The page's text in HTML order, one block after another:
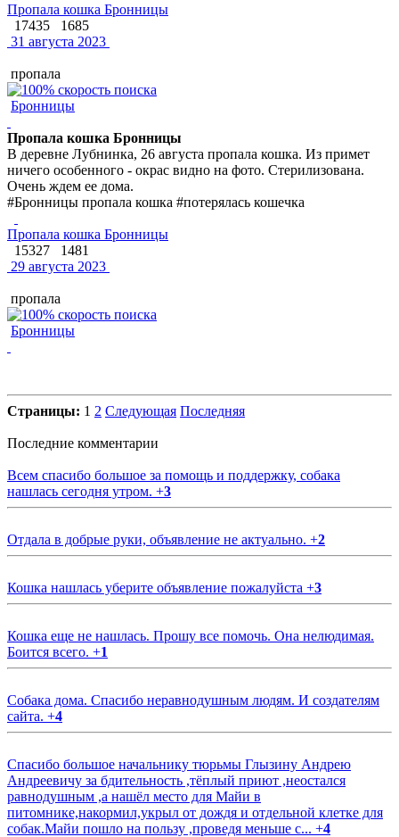
Пропала кошка Бронницы
17435
1685
31 августа 2023
пропала
Бронницы
Пропала кошка Бронницы
В деревне Лубнинка, 26 августа пропала кошка. Из примет
ничего особенного - окрас видно на фото. Стерилизована.
Очень ждем ее дома.
#Бронницы пропала кошка #потерялась кошечка
Пропала кошка Бронницы
15327
1481
29 августа 2023
пропала
Бронницы
Страницы: 1 2 Следующая Последняя
Последние комментарии
Всем спасибо большое за помощь и поддержку, собака
нашлась сегодня утром. +3
Отдала в добрые руки, объявление не актуально. +2
Кошка нашлась уберите объявление пожалуйста +3
Кошка еще не нашлась. Прошу все помочь. Она нелюдимая.
Боится всего. +1
Собака дома. Спасибо неравнодушным людям. И создателям
сайта. +4
Спасибо большое начальнику тюрьмы Глызину Андрею
Андреевичу за бдительность ,тёплый приют ,неостался
равнодушным ,а нашёл место для Майи в
питомнике,накормил,укрыл от дождя и отдельной клетке для
собак.Майи пошло на пользу ,проведя меньше с... +4